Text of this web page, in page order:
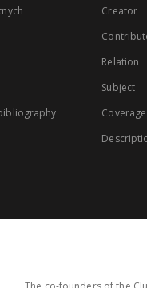
Creator
Relation
Subject
Coverage